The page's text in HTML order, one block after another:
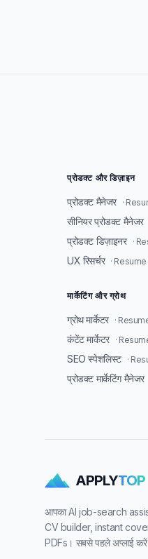
प्रोडक्ट और डिज़ाइन
प्रोडक्ट मैनेजर ·
सीनियर प्रोडक्ट मैनेजर
प्रोडक्ट डिज़ाइनर ·
UX रिसर्चर · Resume
मार्केटिंग और ग्रोथ
ग्रोथ मार्केटर ·
कंटेंट मार्केटर ·
SEO स्पेशलिस्ट ·
प्रोडक्ट मार्केटिंग मैनेजर
APPLYTOP
आपका AI job-search
CV builder, instant
PDFs। सबसे पहले अप्लाई